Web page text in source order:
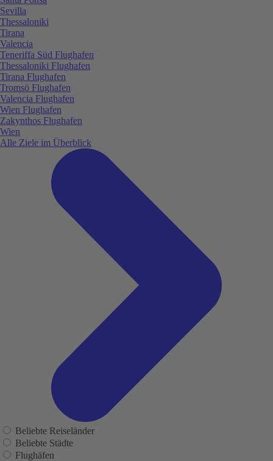
Sevilla
Thessaloniki
Tirana
Valencia
Teneriffa Süd Flughafen
Thessaloniki Flughafen
Tirana Flughafen
Tromsö Flughafen
Valencia Flughafen
Wien Flughafen
Zakynthos Flughafen
Wien
Alle Ziele im Überblick
Beliebte Reiseländer
Beliebte Städte
Flughäfen